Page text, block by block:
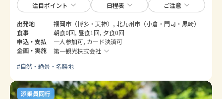
注目ポイント 日程表 ご注意
出発地
福岡市（博多・天神）, 北九州市（小倉・門司・黒崎）
食事
朝食0回, 昼食1回, 夕食0回
申込・支払
一人参加可, カード決済可
企画・実施
第一観光株式会社
#自然・絶景・名勝地
添乗員同行